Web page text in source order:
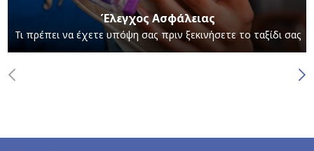
Έλεγχος Ασφάλειας
Τι πρέπει να έχετε υπόψη σας πριν ξεκινήσετε το ταξίδι σας